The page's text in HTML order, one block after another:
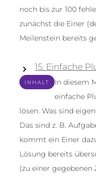
noch bis zur 100
zunächst die Einer
Meilenstein bereits
15. Einfache
INHALT
In diesem
einfache
lösen. Was sind
Das sind z. B.
kommt ein Einer
Lösung bereits
(zu einer